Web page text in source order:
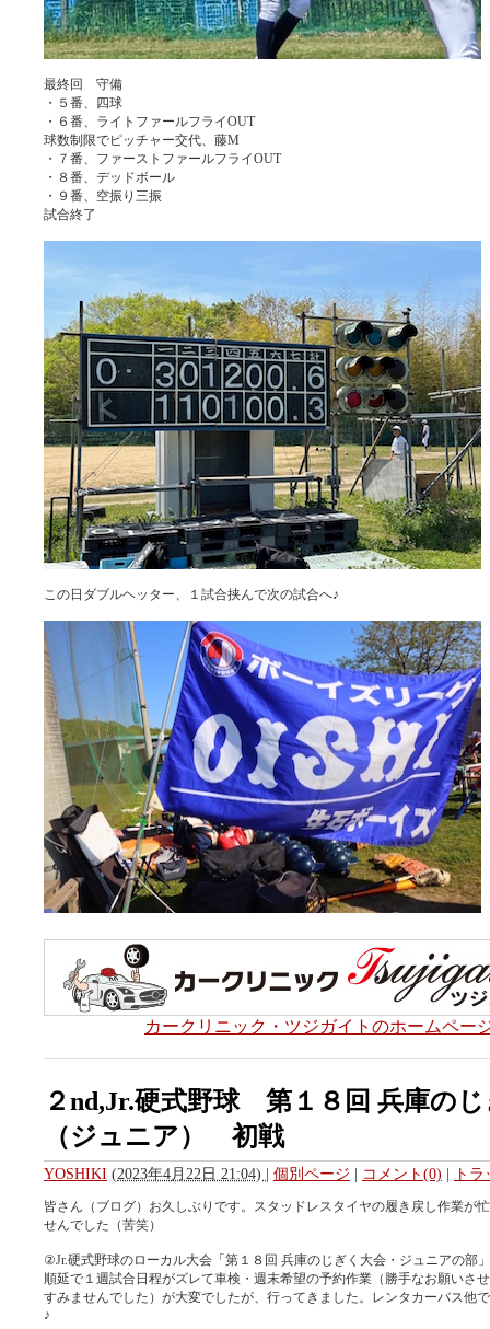
最終回 守備
・５番、四球
・６番、ライトファールフライOUT
球数制限でピッチャー交代、藤M
・７番、ファーストファールフライOUT
・８番、デッドボール
・９番、空振り三振
試合終了
この日ダブルヘッター、１試合挟んで次の試合へ♪
カークリニック・ツジガイトのホームペー
２nd,Jr.硬式野球 第１８回 兵庫の
（ジュニア） 初戦
YOSHIKI (2023年4月22日 21:04) | 個別ページ | コメント(0) | ト
皆さん（ブログ）お久しぶりです。スタッドレスタイヤの履き戻し作業が
せんでした（苦笑）
②Jr.硬式野球のローカル大会「第１８回 兵庫のじぎく大会・ジュニアの部
順延で１週試合日程がズレて車検・週末希望の予約作業（勝手なお願いさ
すみませんでした）が大変でしたが、行ってきました。レンタカーバス他
♪